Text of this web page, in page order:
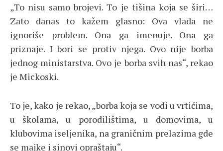
„To nisu samo brojevi. To je tišina koja se širi…
Zato danas to kažem glasno: Ova vlada ne
ignoriše problem. Ona ga imenuje. Ona ga
priznaje. I bori se protiv njega. Ovo nije borba
jednog ministarstva. Ovo je borba svih nas“, rekao
je Mickoski.
To je, kako je rekao, „borba koja se vodi u vrtićima,
u školama, u porodilištima, u domovima, u
klubovima iseljenika, na graničnim prelazima gde
se majke i sinovi opraštaju“.